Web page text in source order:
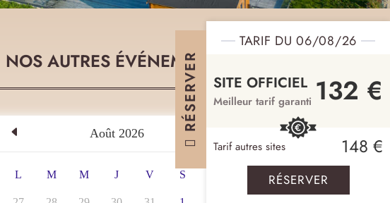
NOS AUTRES ÉVÉNEMENTS
Août 2026
L M M J V S
RÉSERVER
TARIF DU 06/08/26
SITE OFFICIEL
Meilleur tarif garanti 132 €
Tarif autres sites 148 €
RÉSERVER